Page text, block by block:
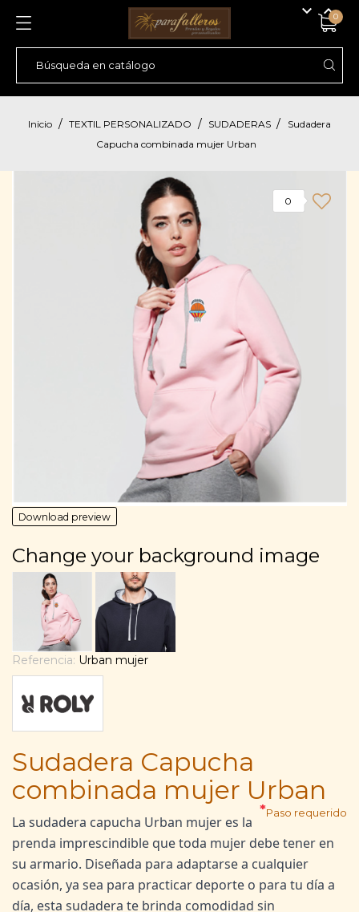
 
0
Inicio TEXTIL PERSONALIZADO SUDADERAS
Sudadera
Capucha combinada mujer Urban
0
Download preview
Change your background image
Referencia: Urban mujer
Sudadera Capucha
combinada mujer Urban
*Paso requerido
La sudadera capucha Urban mujer es la
prenda imprescindible que toda mujer debe tener en
su armario. Diseñada para adaptarse a cualquier
ocasión, ya sea para practicar deporte o para tu día a
día, esta sudadera te brinda comodidad sin